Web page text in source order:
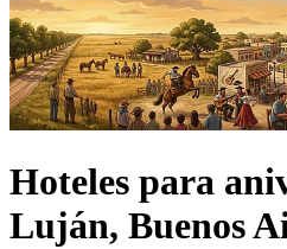
Hoteles para
Luján, Buenos